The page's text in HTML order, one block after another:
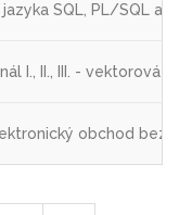
SQL, PL/SQL
I., II., III. -
obchod bez